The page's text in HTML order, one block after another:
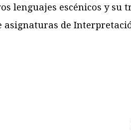
lenguajes escénicos y
asignaturas de